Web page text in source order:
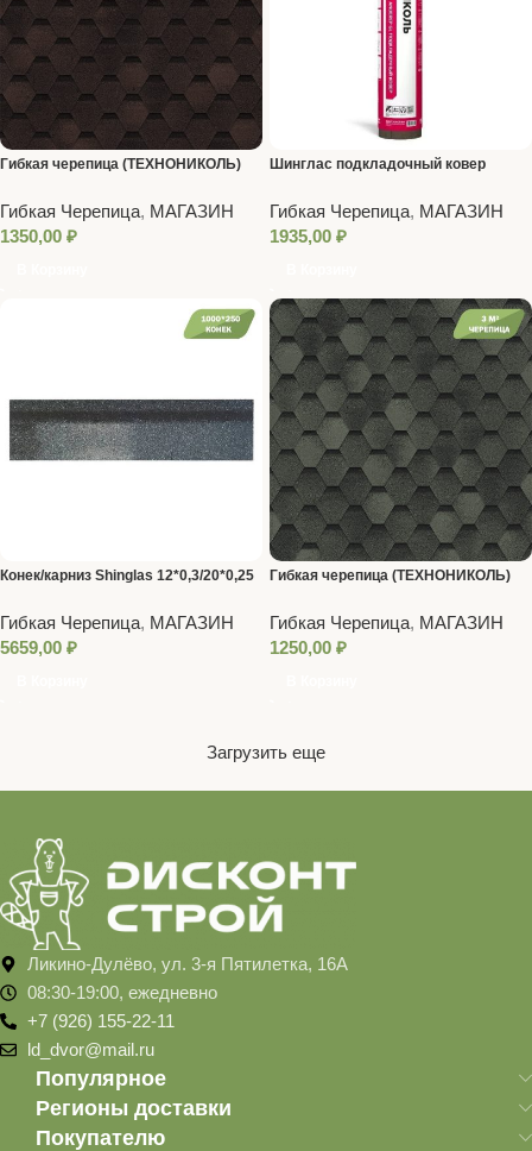
Гибкая черепица (ТЕХНОНИКОЛЬ)
Гибкая Черепица, МАГАЗИН
1350,00 ₽
Шинглас подкладочный ковер
Гибкая Черепица, МАГАЗИН
1935,00 ₽
Конек/карниз Shinglas 12*0,3/20*0,25
Гибкая Черепица, МАГАЗИН
5659,00 ₽
Гибкая черепица (ТЕХНОНИКОЛЬ)
Гибкая Черепица, МАГАЗИН
1250,00 ₽
Загрузить еще
Ликино-Дулёво, ул. 3-я Пятилетка, 16А
08:30-19:00, ежедневно
+7 (926) 155-22-11
ld_dvor@mail.ru
Популярное
Регионы доставки
Покупателю